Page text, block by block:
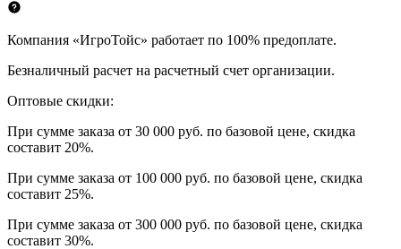
Компания «ИгроТойс» работает по 100% предоплате.
Безналичный расчет на расчетный счет организации.
Оптовые скидки:
При сумме заказа от 30 000 руб. по базовой цене, скидка
составит 20%.
При сумме заказа от 100 000 руб. по базовой цене, скидка
составит 25%.
При сумме заказа от 300 000 руб. по базовой цене, скидка
составит 30%.